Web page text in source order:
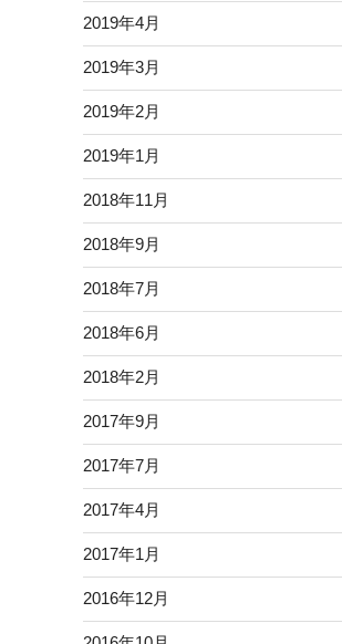
2019年4月
2019年3月
2019年2月
2019年1月
2018年11月
2018年9月
2018年7月
2018年6月
2018年2月
2017年9月
2017年7月
2017年4月
2017年1月
2016年12月